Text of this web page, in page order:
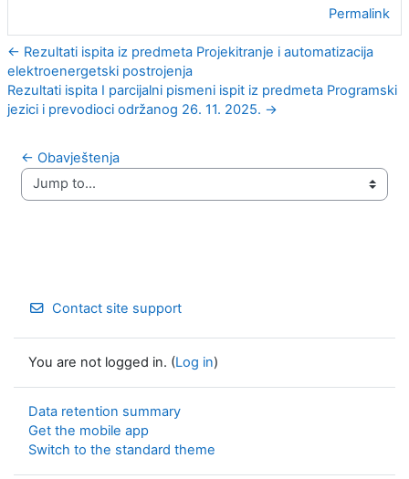
Permalink
← Rezultati ispita iz predmeta Projekitranje i automatizacija
elektroenergetski postrojenja
Rezultati ispita I parcijalni pismeni ispit iz predmeta Programski
jezici i prevodioci održanog 26. 11. 2025. →
← Obavještenja
Jump to...
Contact site support
You are not logged in. (Log in)
Data retention summary
Get the mobile app
Switch to the standard theme